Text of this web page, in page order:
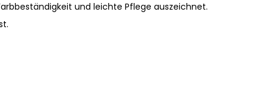
und leichte Pflege auszeichnet.